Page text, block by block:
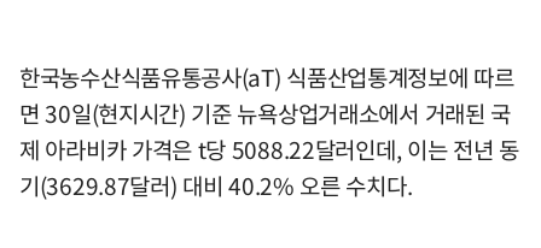
한국농수산식품유통공사(aT) 식품산업통계정보에 따르
면 30일(현지시간) 기준 뉴욕상업거래소에서 거래된 국
제 아라비카 가격은 t당 5088.22달러인데, 이는 전년 동
기(3629.87달러) 대비 40.2% 오른 수치다.